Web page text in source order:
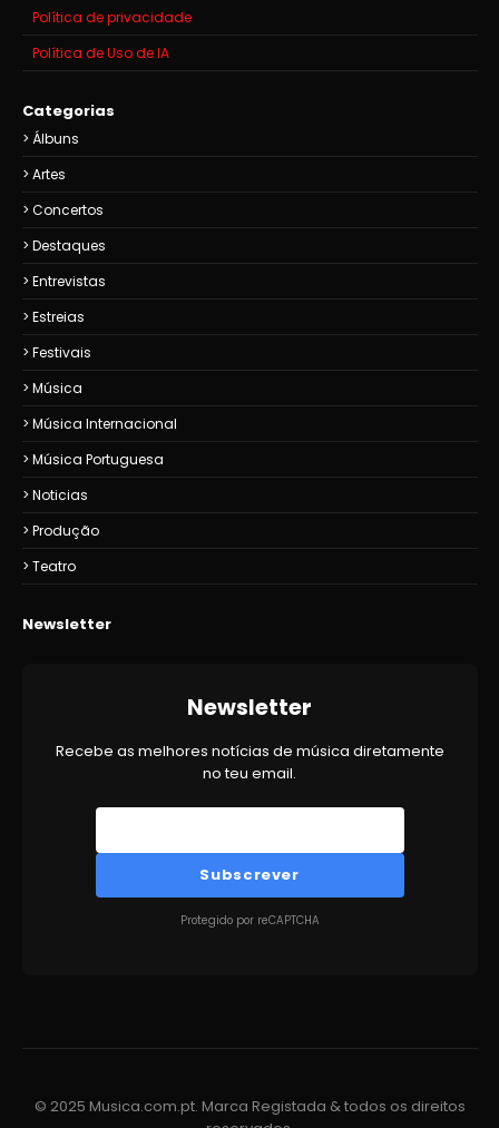
Política de privacidade
Política de Uso de IA
Categorias
Álbuns
Artes
Concertos
Destaques
Entrevistas
Estreias
Festivais
Música
Música Internacional
Música Portuguesa
Noticias
Produção
Teatro
Newsletter
Newsletter
Recebe as melhores notícias de música diretamente
no teu email.
Subscrever
Protegido por reCAPTCHA
© 2025 Musica.com.pt. Marca Registada & todos os direitos